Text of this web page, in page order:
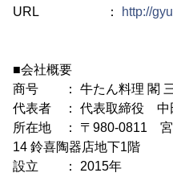
URL ：
http://
■会社概要
商号 ： 牛たん料理 閣
代表者 ： 代表取締役 中
所在地 ： 〒980-0811 宮
14 鈴喜陶器店地下1階
設立 ： 2015年